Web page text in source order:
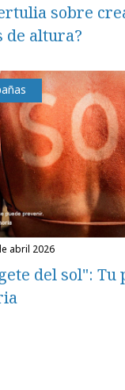
sobre
de altura?
abril 2026
del sol": Tu